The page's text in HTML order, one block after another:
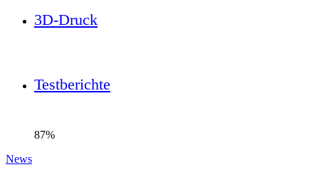
3D-Druck
Testberichte
87%
News